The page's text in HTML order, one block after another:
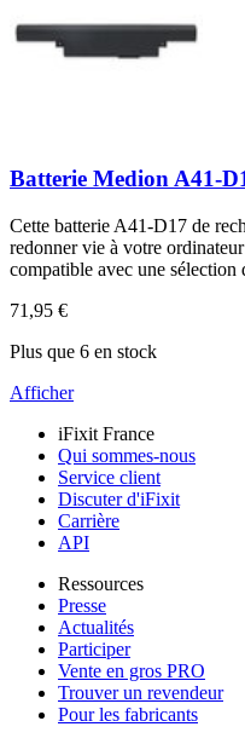
Batterie Medion A41-
Cette batterie A41-D17 de
redonner vie à votre
compatible avec une sélection
71,95 €
Plus que 6 en stock
Afficher
iFixit France
Qui sommes-nous
Service client
Discuter d'iFixit
Carrière
API
Ressources
Presse
Actualités
Participer
Vente en gros PRO
Trouver un revendeur
Pour les fabricants